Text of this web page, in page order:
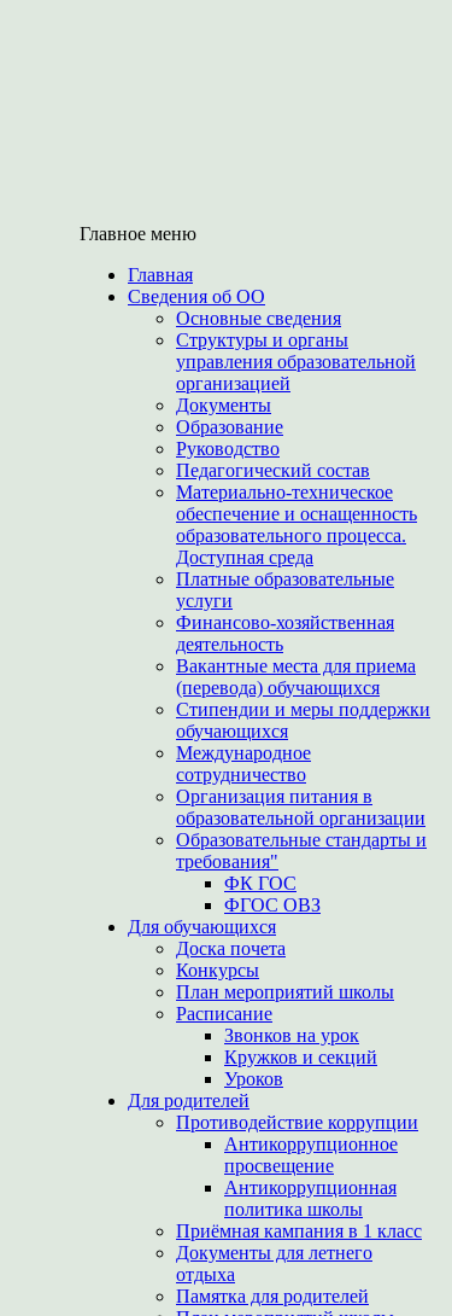
Главное меню
Главная
Сведения об ОО
Основные сведения
Структуры и органы
управления образовательной
организацией
Документы
Образование
Руководство
Педагогический состав
Материально-техническое
обеспечение и оснащенность
образовательного процесса.
Доступная среда
Платные образовательные
услуги
Финансово-хозяйственная
деятельность
Вакантные места для приема
(перевода) обучающихся
Стипендии и меры поддержки
обучающихся
Международное
сотрудничество
Организация питания в
образовательной организации
Образовательные стандарты и
требования"
ФК ГОС
ФГОС ОВЗ
Для обучающихся
Доска почета
Конкурсы
План мероприятий школы
Расписание
Звонков на урок
Кружков и секций
Уроков
Для родителей
Противодействие коррупции
Антикоррупционное
просвещение
Антикоррупционная
политика школы
Приёмная кампания в 1 класс
Документы для летнего
отдыха
Памятка для родителей